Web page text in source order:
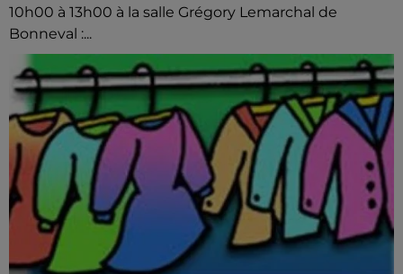
10h00 à 13h00 à la salle Grégory Lemarchal de
Bonneval :...